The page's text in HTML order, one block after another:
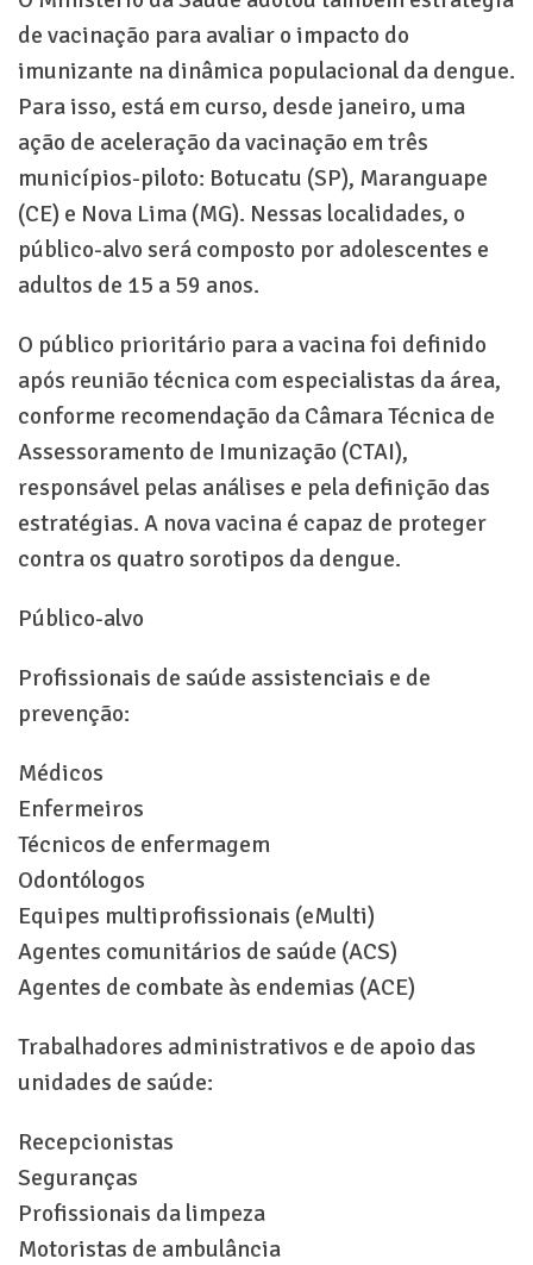
de vacinação para avaliar o impacto do
imunizante na dinâmica populacional da dengue.
Para isso, está em curso, desde janeiro, uma
ação de aceleração da vacinação em três
municípios-piloto: Botucatu (SP), Maranguape
(CE) e Nova Lima (MG). Nessas localidades, o
público-alvo será composto por adolescentes e
adultos de 15 a 59 anos.
O público prioritário para a vacina foi definido
após reunião técnica com especialistas da área,
conforme recomendação da Câmara Técnica de
Assessoramento de Imunização (CTAI),
responsável pelas análises e pela definição das
estratégias. A nova vacina é capaz de proteger
contra os quatro sorotipos da dengue.
Público-alvo
Profissionais de saúde assistenciais e de
prevenção:
Médicos
Enfermeiros
Técnicos de enfermagem
Odontólogos
Equipes multiprofissionais (eMulti)
Agentes comunitários de saúde (ACS)
Agentes de combate às endemias (ACE)
Trabalhadores administrativos e de apoio das
unidades de saúde:
Recepcionistas
Seguranças
Profissionais da limpeza
Motoristas de ambulância